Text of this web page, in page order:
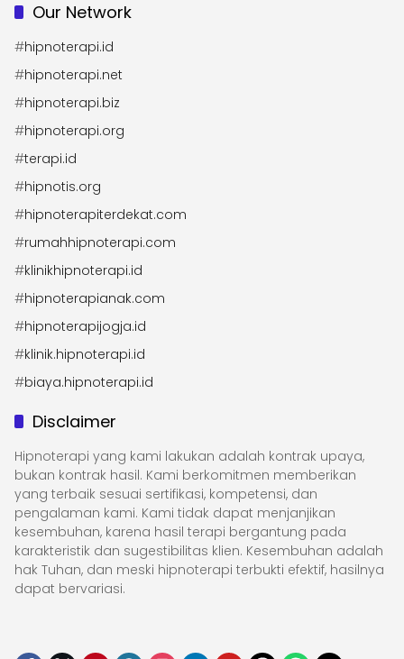
Our Network
#hipnoterapi.id
#hipnoterapi.net
#hipnoterapi.biz
#hipnoterapi.org
#terapi.id
#hipnotis.org
#hipnoterapiterdekat.com
#rumahhipnoterapi.com
#klinikhipnoterapi.id
#hipnoterapianak.com
#hipnoterapijogja.id
#klinik.hipnoterapi.id
#biaya.hipnoterapi.id
Disclaimer
Hipnoterapi yang kami lakukan adalah kontrak upaya,
bukan kontrak hasil. Kami berkomitmen memberikan
yang terbaik sesuai sertifikasi, kompetensi, dan
pengalaman kami. Kami tidak dapat menjanjikan
kesembuhan, karena hasil terapi bergantung pada
karakteristik dan sugestibilitas klien. Kesembuhan adalah
hak Tuhan, dan meski hipnoterapi terbukti efektif, hasilnya
dapat bervariasi.